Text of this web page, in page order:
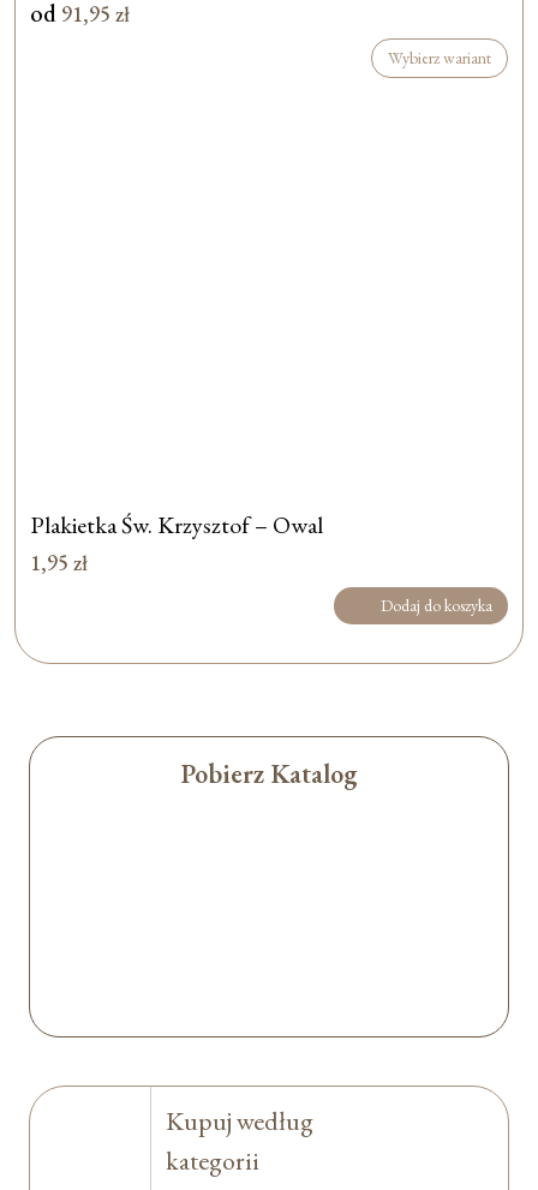
od 91,95 zł
Wybierz wariant
Plakietka Św. Krzysztof – Owal
1,95 zł
Dodaj do koszyka
Pobierz Katalog
Kupuj według
kategorii